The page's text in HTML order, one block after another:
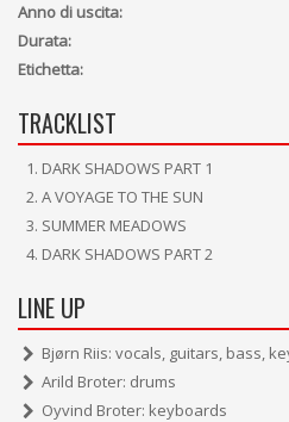
Anno di uscita:
Durata:
Etichetta:
TRACKLIST
DARK SHADOWS PART 1
A VOYAGE TO THE SUN
SUMMER MEADOWS
DARK SHADOWS PART 2
LINE UP
Bjørn Riis: vocals, guitars, bass,
Arild Broter: drums
Oyvind Broter: keyboards